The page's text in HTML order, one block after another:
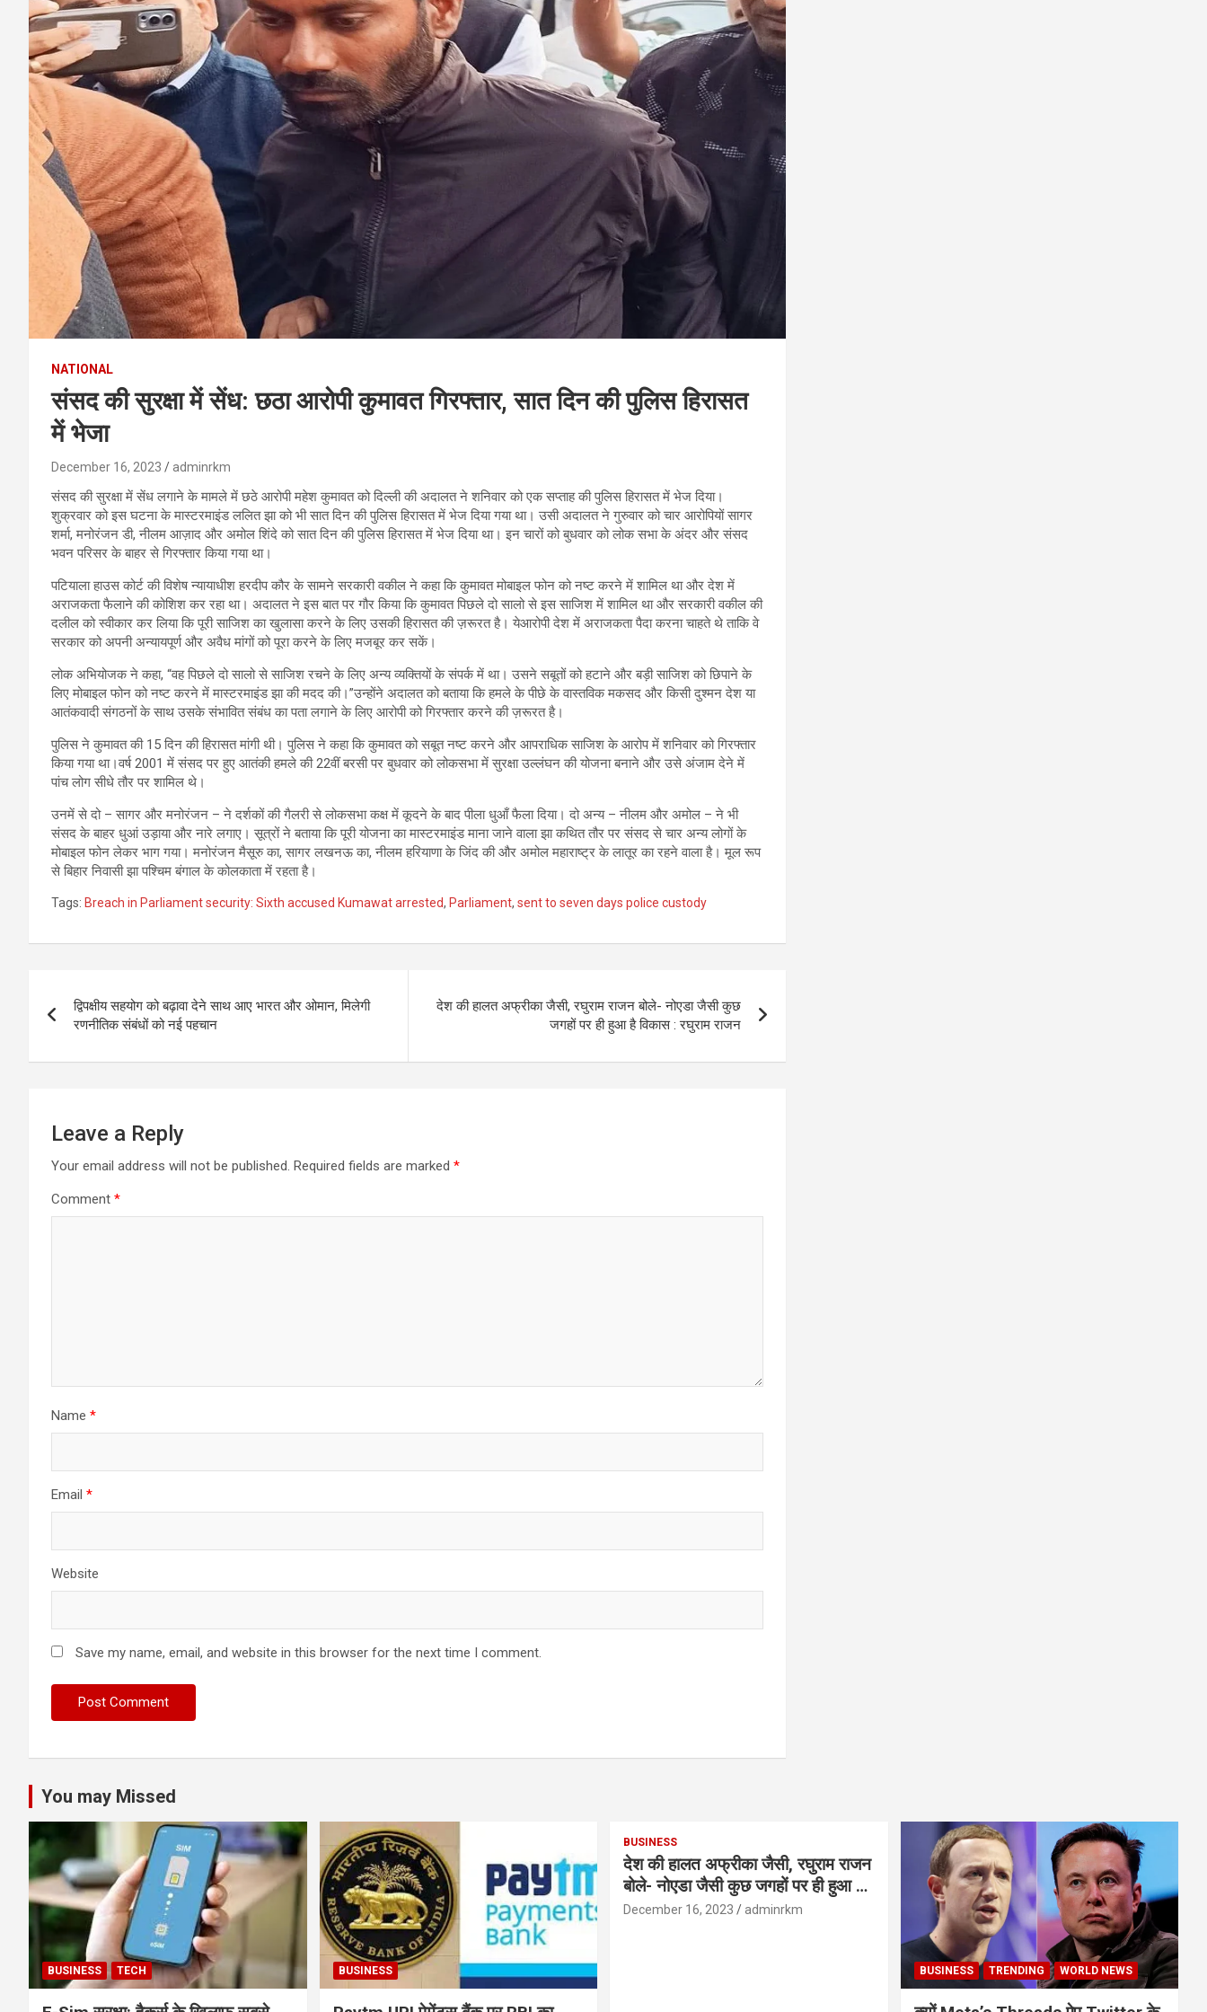
NATIONAL
संसद की सुरक्षा में सेंध: छठा आरोपी कुमावत गिरफ्तार, सात दिन की पुलिस हिरासत
में भेजा
December 16, 2023 adminrkm
संसद की सुरक्षा में सेंध लगाने के मामले में छठे आरोपी महेश कुमावत को दिल्ली की अदालत ने शनिवार को एक सप्ताह की पुलिस हिरासत में भेज दिया।
शुक्रवार को इस घटना के मास्टरमाइंड ललित झा को भी सात दिन की पुलिस हिरासत में भेज दिया गया था। उसी अदालत ने गुरुवार को चार आरोपियों सागर
शर्मा, मनोरंजन डी, नीलम आज़ाद और अमोल शिंदे को सात दिन की पुलिस हिरासत में भेज दिया था। इन चारों को बुधवार को लोक सभा के अंदर और संसद
भवन परिसर के बाहर से गिरफ्तार किया गया था।
पटियाला हाउस कोर्ट की विशेष न्यायाधीश हरदीप कौर के सामने सरकारी वकील ने कहा कि कुमावत मोबाइल फोन को नष्ट करने में शामिल था और देश में
अराजकता फैलाने की कोशिश कर रहा था। अदालत ने इस बात पर गौर किया कि कुमावत पिछले दो सालो से इस साजिश में शामिल था और सरकारी वकील की
दलील को स्वीकार कर लिया कि पूरी साजिश का खुलासा करने के लिए उसकी हिरासत की ज़रूरत है। येआरोपी देश में अराजकता पैदा करना चाहते थे ताकि वे
सरकार को अपनी अन्यायपूर्ण और अवैध मांगों को पूरा करने के लिए मजबूर कर सकें।
लोक अभियोजक ने कहा, “वह पिछले दो सालो से साजिश रचने के लिए अन्य व्यक्तियों के संपर्क में था। उसने सबूतों को हटाने और बड़ी साजिश को छिपाने के
लिए मोबाइल फोन को नष्ट करने में मास्टरमाइंड झा की मदद की।”उन्होंने अदालत को बताया कि हमले के पीछे के वास्तविक मकसद और किसी दुश्मन देश या
आतंकवादी संगठनों के साथ उसके संभावित संबंध का पता लगाने के लिए आरोपी को गिरफ्तार करने की ज़रूरत है।
पुलिस ने कुमावत की 15 दिन की हिरासत मांगी थी। पुलिस ने कहा कि कुमावत को सबूत नष्ट करने और आपराधिक साजिश के आरोप में शनिवार को गिरफ्तार
किया गया था।वर्ष 2001 में संसद पर हुए आतंकी हमले की 22वीं बरसी पर बुधवार को लोकसभा में सुरक्षा उल्लंघन की योजना बनाने और उसे अंजाम देने में
पांच लोग सीधे तौर पर शामिल थे।
उनमें से दो – सागर और मनोरंजन – ने दर्शकों की गैलरी से लोकसभा कक्ष में कूदने के बाद पीला धुआँ फैला दिया। दो अन्य – नीलम और अमोल – ने भी
संसद के बाहर धुआं उड़ाया और नारे लगाए। सूत्रों ने बताया कि पूरी योजना का मास्टरमाइंड माना जाने वाला झा कथित तौर पर संसद से चार अन्य लोगों के
मोबाइल फोन लेकर भाग गया। मनोरंजन मैसूरु का, सागर लखनऊ का, नीलम हरियाणा के जिंद की और अमोल महाराष्ट्र के लातूर का रहने वाला है। मूल रूप
से बिहार निवासी झा पश्चिम बंगाल के कोलकाता में रहता है।
Tags: Breach in Parliament security: Sixth accused Kumawat arrested, Parliament, sent to seven days police custody
navigation
द्विपक्षीय सहयोग को बढ़ावा देने साथ आए भारत और ओमान, मिलेगी
रणनीतिक संबंधों को नई पहचान
देश की हालत अफ्रीका जैसी, रघुराम राजन बोले- नोएडा जैसी कुछ
जगहों पर ही हुआ है विकास : रघुराम राजन
Leave a Reply
Your email address will not be published. Required fields are marked *
Comment *
Name *
Email *
Website
Save my name, email, and website in this browser for the next time I comment.
You may Missed
BUSINESS TECH BUSINESS
BUSINESS
देश की हालत अफ्रीका जैसी, रघुराम राजन
बोले- नोएडा जैसी कुछ जगहों पर ही हुआ है
विकास : रघुराम राजन
December 16, 2023 adminrkm
BUSINESS TRENDING WORLD NEWS